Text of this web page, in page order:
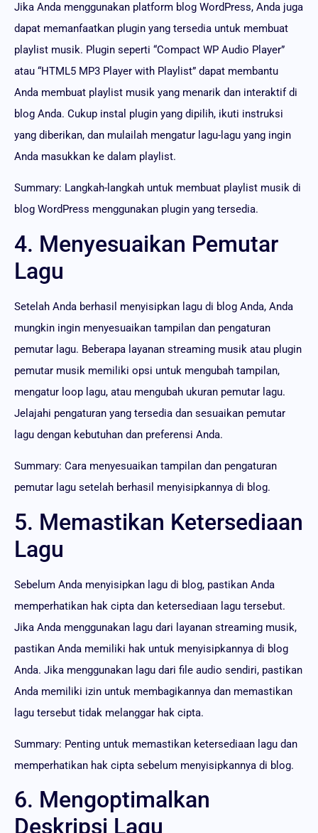
Jika Anda menggunakan platform blog WordPress, Anda juga
dapat memanfaatkan plugin yang tersedia untuk membuat
playlist musik. Plugin seperti “Compact WP Audio Player”
atau “HTML5 MP3 Player with Playlist” dapat membantu
Anda membuat playlist musik yang menarik dan interaktif di
blog Anda. Cukup instal plugin yang dipilih, ikuti instruksi
yang diberikan, dan mulailah mengatur lagu-lagu yang ingin
Anda masukkan ke dalam playlist.
Summary: Langkah-langkah untuk membuat playlist musik di
blog WordPress menggunakan plugin yang tersedia.
4. Menyesuaikan Pemutar
Lagu
Setelah Anda berhasil menyisipkan lagu di blog Anda, Anda
mungkin ingin menyesuaikan tampilan dan pengaturan
pemutar lagu. Beberapa layanan streaming musik atau plugin
pemutar musik memiliki opsi untuk mengubah tampilan,
mengatur loop lagu, atau mengubah ukuran pemutar lagu.
Jelajahi pengaturan yang tersedia dan sesuaikan pemutar
lagu dengan kebutuhan dan preferensi Anda.
Summary: Cara menyesuaikan tampilan dan pengaturan
pemutar lagu setelah berhasil menyisipkannya di blog.
5. Memastikan Ketersediaan
Lagu
Sebelum Anda menyisipkan lagu di blog, pastikan Anda
memperhatikan hak cipta dan ketersediaan lagu tersebut.
Jika Anda menggunakan lagu dari layanan streaming musik,
pastikan Anda memiliki hak untuk menyisipkannya di blog
Anda. Jika menggunakan lagu dari file audio sendiri, pastikan
Anda memiliki izin untuk membagikannya dan memastikan
lagu tersebut tidak melanggar hak cipta.
Summary: Penting untuk memastikan ketersediaan lagu dan
memperhatikan hak cipta sebelum menyisipkannya di blog.
6. Mengoptimalkan
Deskripsi Lagu